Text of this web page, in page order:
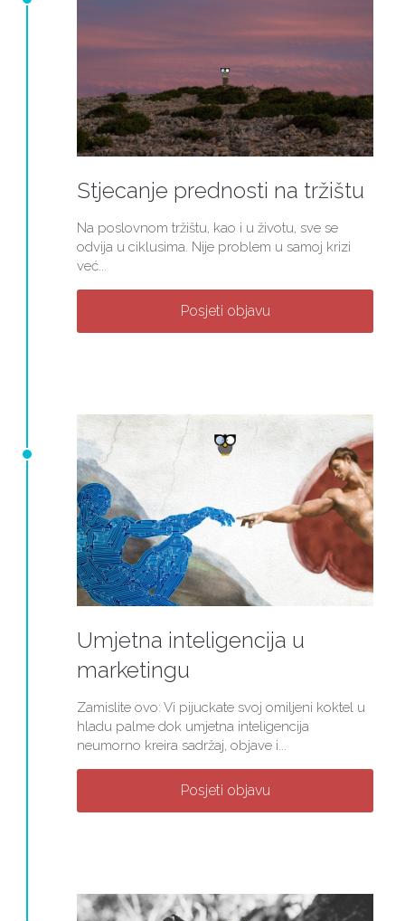
Stjecanje prednosti na tržištu
Na poslovnom tržištu, kao i u životu, sve se
odvija u ciklusima. Nije problem u samoj krizi
već...
Posjeti objavu
Umjetna inteligencija u
marketingu
Zamislite ovo: Vi pijuckate svoj omiljeni koktel u
hladu palme dok umjetna inteligencija
neumorno kreira sadržaj, objave i...
Posjeti objavu